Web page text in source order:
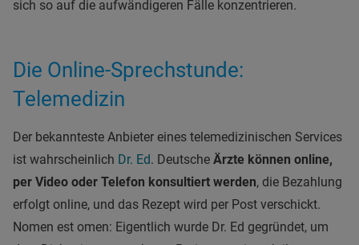
sich so auf die aufwändigeren Fälle konzentrieren.
Die Online-Sprechstunde:
Telemedizin
Der bekannteste Anbieter eines telemedizinischen Services
ist wahrscheinlich Dr. Ed. Deutsche Ärzte können online,
per Video oder Telefon konsultiert werden, die Bezahlung
erfolgt online, und das Rezept wird per Post verschickt.
Nomen est omen: Eigentlich wurde Dr. Ed gegründet, um